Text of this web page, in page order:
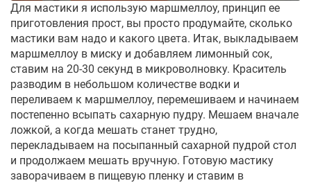
Для мастики я использую маршмеллоу, принцип ее
приготовления прост, вы просто продумайте, сколько
мастики вам надо и какого цвета. Итак, выкладываем
маршмеллоу в миску и добавляем лимонный сок,
ставим на 20-30 секунд в микроволновку. Краситель
разводим в небольшом количестве водки и
переливаем к маршмеллоу, перемешиваем и начинаем
постепенно всыпать сахарную пудру. Мешаем вначале
ложкой, а когда мешать станет трудно,
перекладываем на посыпанный сахарной пудрой стол
и продолжаем мешать вручную. Готовую мастику
заворачиваем в пищевую пленку и ставим в